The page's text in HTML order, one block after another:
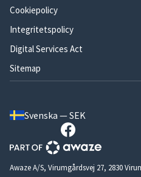
Cookiepolicy
Integritetspolicy
Digital Services Act
Sitemap
Svenska — SEK
Awaze A/S, Virumgårdsvej 27, 2830